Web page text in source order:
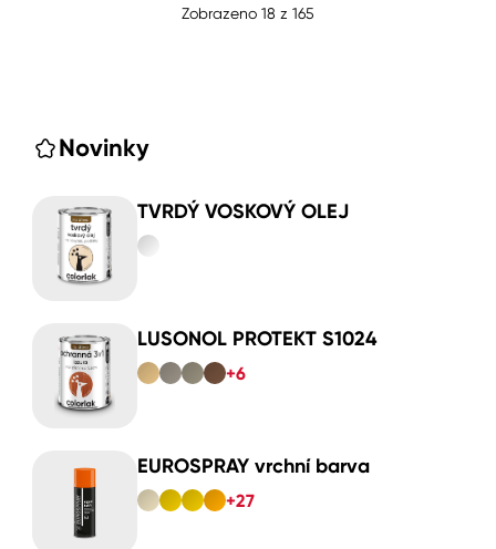
Zobrazeno 18 z 165
Novinky
TVRDÝ VOSKOVÝ OLEJ
LUSONOL PROTEKT S1024
+6
EUROSPRAY vrchní barva
+27